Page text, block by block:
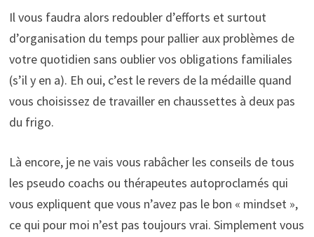
Il vous faudra alors redoubler d’efforts et surtout
d’organisation du temps pour pallier aux problèmes de
votre quotidien sans oublier vos obligations familiales
(s’il y en a). Eh oui, c’est le revers de la médaille quand
vous choisissez de travailler en chaussettes à deux pas
du frigo.
Là encore, je ne vais vous rabâcher les conseils de tous
les pseudo coachs ou thérapeutes autoproclamés qui
vous expliquent que vous n’avez pas le bon « mindset »,
ce qui pour moi n’est pas toujours vrai. Simplement vous